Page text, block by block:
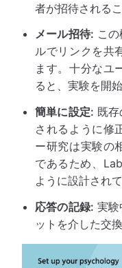
者が招待される
メール招待: こ
ルでリンクを共
ます。十分なユ
ると、実験を開
簡単に設定: 既
されるように修
ー研究は実験の
であるため、
ように設計されて
応答の記録: 実験
ットを介した交